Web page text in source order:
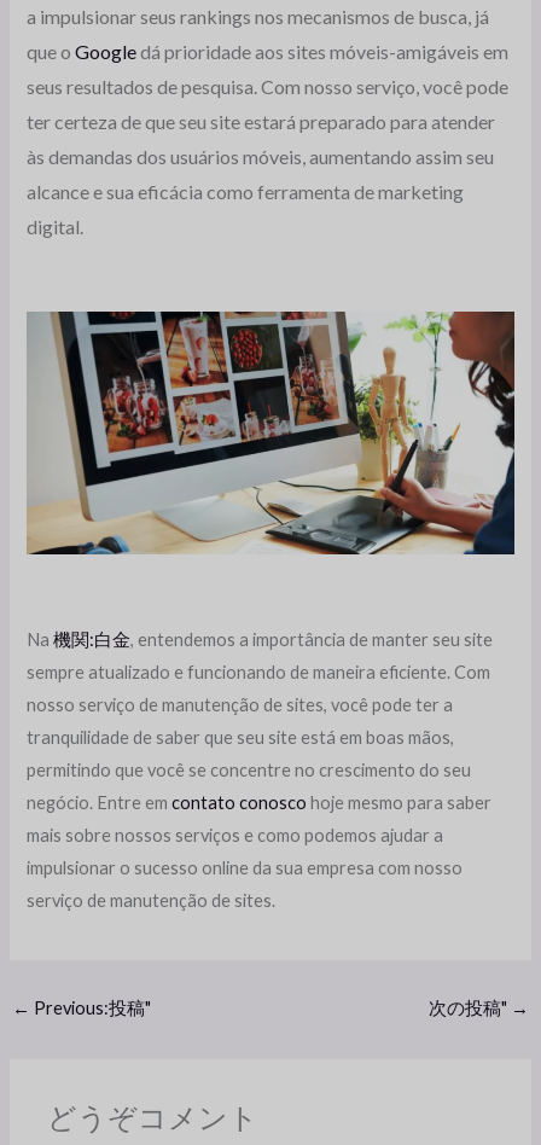
a impulsionar seus rankings nos mecanismos de busca, já
que oGoogledá prioridade aos sites móveis-amigáveis em
seus resultados de pesquisa. Com nosso serviço, você pode
ter certeza de que seu site estará preparado para atender
às demandas dos usuários móveis, aumentando assim seu
alcance e sua eficácia como ferramenta de marketing
digital.
Na機関:白金, entendemos a importância de manter seu site
sempre atualizado e funcionando de maneira eficiente. Com
nosso serviço de manutenção de sites, você pode ter a
tranquilidade de saber que seu site está em boas mãos,
permitindo que você se concentre no crescimento do seu
negócio. Entre emcontato conosco hoje mesmo para saber
mais sobre nossos serviços e como podemos ajudar a
impulsionar o sucesso online da sua empresa com nosso
serviço de manutenção de sites.
← Previous:投稿" 次の投稿" →
どうぞコメント